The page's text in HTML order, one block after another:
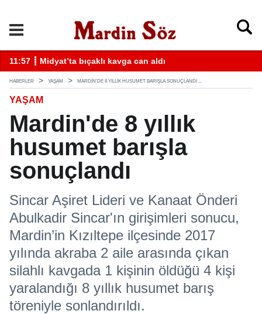
11:57 ┋ Midyat’ta bıçaklı kavga can aldı
HABERLER YAŞAM MARDIN'DE 8 YILLIK HUSUMET BARIŞLA SONUÇLANDI ...
YAŞAM
Mardin'de 8 yıllık
husumet barışla
sonuçlandı
Sincar Aşiret Lideri ve Kanaat Önderi
Abulkadir Sincar'ın girişimleri sonucu,
Mardin’in Kızıltepe ilçesinde 2017
yılında akraba 2 aile arasında çıkan
silahlı kavgada 1 kişinin öldüğü 4 kişi
yaralandığı 8 yıllık husumet barış
töreniyle sonlandırıldı.